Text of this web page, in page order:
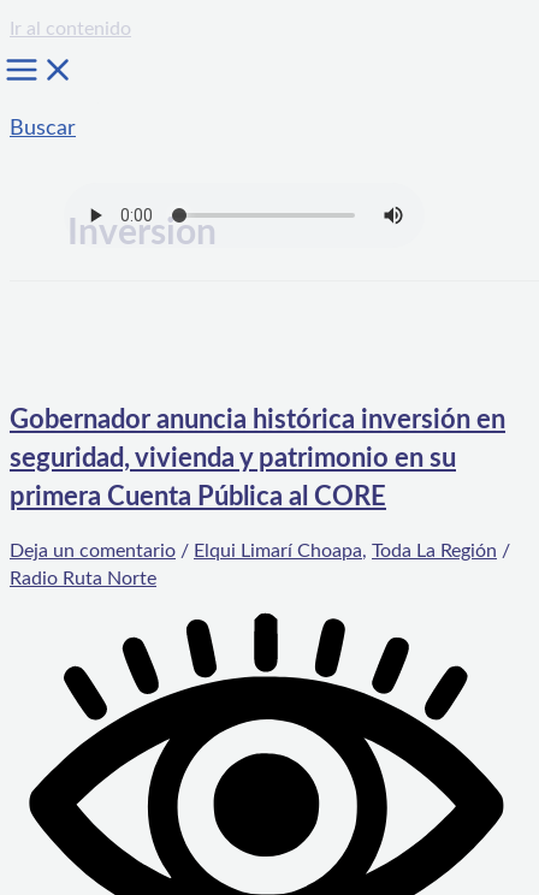
Ir al contenido
Buscar
Inversion
Gobernador anuncia histórica inversión en
seguridad, vivienda y patrimonio en su
primera Cuenta Pública al CORE
Deja un comentario / Elqui Limarí Choapa, Toda La Región /
Radio Ruta Norte